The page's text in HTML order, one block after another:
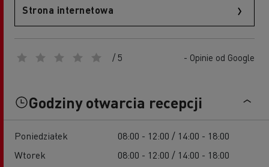
Strona internetowa
/ 5 - Opinie od Google
Godziny otwarcia recepcji
Poniedziałek
08:00 - 12:00 / 14:00 - 18:00
Wtorek
08:00 - 12:00 / 14:00 - 18:00